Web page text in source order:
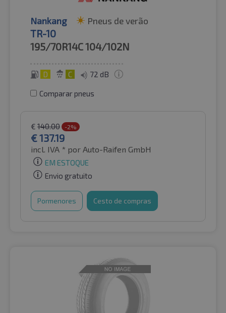
Nankang Pneus de verão
TR-10
195/70R14C104/102N
D C 72 dB
Comparar pneus
€ 140.00 -2%
€137.19
incl. IVA * por Auto-Raifen GmbH
EM ESTOQUE
Envio gratuito
Pormenores Cesto de compras